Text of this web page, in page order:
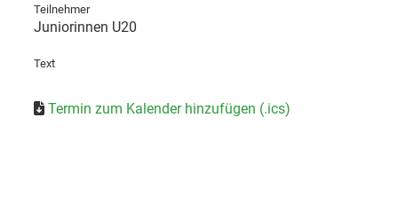
Teilnehmer
Juniorinnen U20
Text
Termin zum Kalender hinzufügen (.ics)